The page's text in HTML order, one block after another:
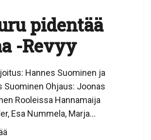
pidentää
-Revyy
Hannes Suominen ja
Suominen Ohjaus: Joonas
Rooleissa Hannamaija
Esa Nummela, Marja...